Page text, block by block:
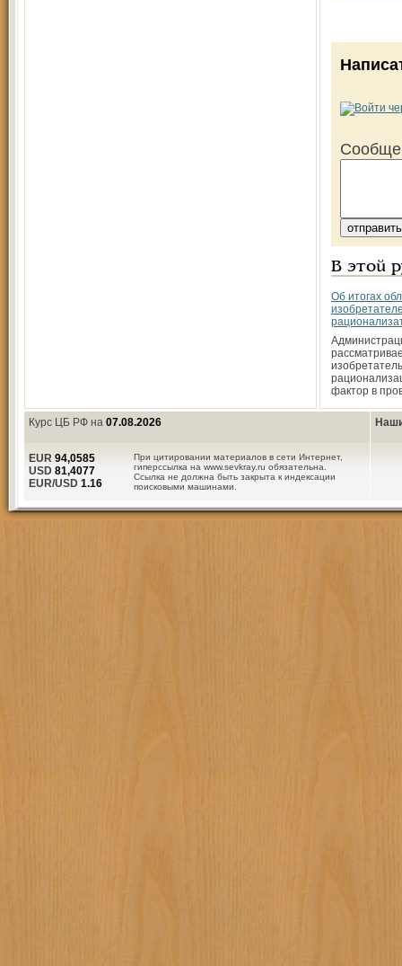
В этой
Об итогах
фактор в
Курс ЦБ РФ на 07.08.2026
При цитировании материалов в сети Интернет,
гиперссылка на www.sevkray.ru обязательна.
Ссылка не должна быть закрыта к индексации
поисковыми машинами.
EUR 94,0585
USD 81,4077
EUR/USD 1.16